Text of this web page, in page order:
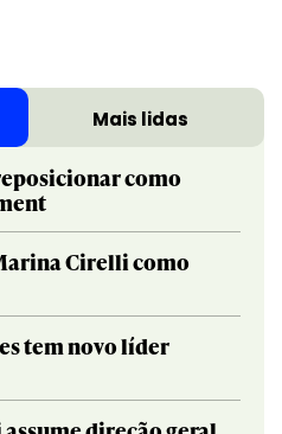
Mais lidas
como
Cirelli como
tem novo líder